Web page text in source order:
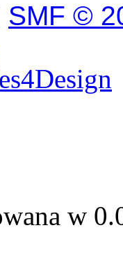
SMF ©
w